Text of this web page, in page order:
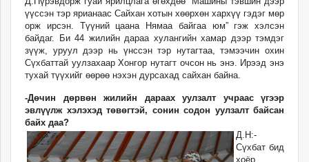
үүссэн тэр ярианаас Сайхан хотын хөөрхөн хархүү гэдэг мөр
орж ирсэн. Түүний цаана Нямаа байгаа юм” гэж хэлсэн
байдаг. Би 44 жилийн дараа хулангийн хамар дээр тэмдэг
зүүж, уруул дээр нь үнссэн тэр нутагтаа, тэмээчин охин
Сүхбаттай уулзахаар Хонгор нутагт очсон нь энэ. Ирээд энэ
тухай түүхийг өөрөө нэхэн дурсахад сайхан байна.
-Дөчин дөрвөн жилийн дараах уулзалт учраас үгээр
эвлүүлж хэлэхэд төвөгтэй, сонин содон уулзалт байсан
байх даа?
Д.Н:-
Сүхбат бид
хоёр